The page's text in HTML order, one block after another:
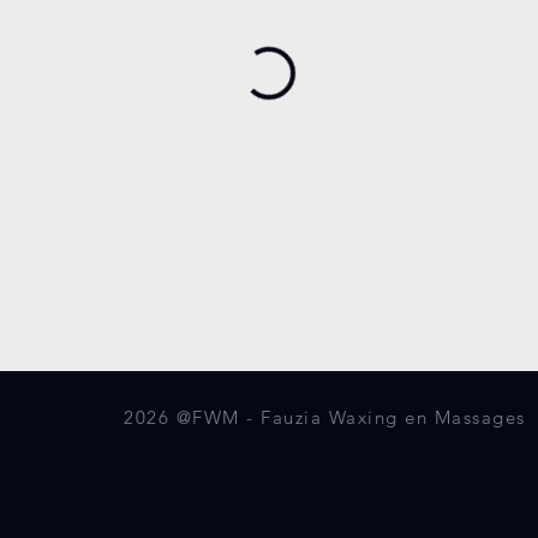
2026 @FWM - Fauzia Waxing en Massages